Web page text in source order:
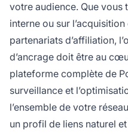
votre audience. Que
interne ou sur
partenariats d’affiliation,
d’ancrage doit être au
plateforme complète de
surveillance et
l’ensemble de votre
un profil de liens naturel